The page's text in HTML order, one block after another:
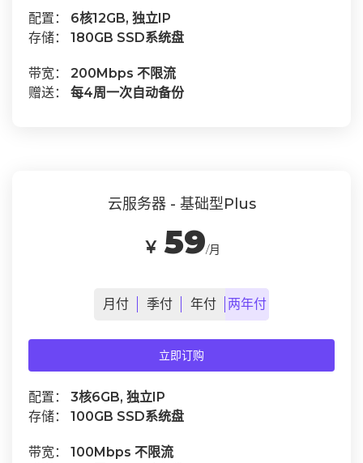
配置： 6核12GB, 独立IP
存储： 180GB SSD系统盘
带宽： 200Mbps 不限流
赠送： 每4周一次自动备份
云服务器 - 基础型Plus
￥ 59/月
月 付 季付 年付 两年付
立即订购
配置： 3核6GB, 独立IP
存储： 100GB SSD系统盘
带宽： 100Mbps 不限流